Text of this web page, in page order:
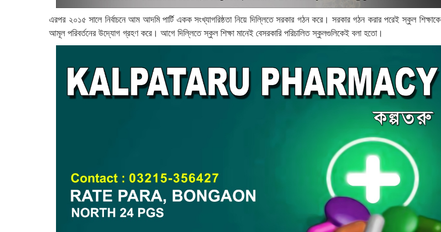
এরপর ২০১৫ সালে নির্বাচনে আম আদমি পার্টি একক সংখ্যাগরিষ্ঠতা নিয়ে দিল্লিতে সরকার গঠন করে। সরকার গঠন করার পরেই স্কুল শিক্ষাকে
আমূল পরিবর্তনের উদ্যোগ গ্রহণ করে। আগে দিল্লিতে স্কুল শিক্ষা মানেই বেসরকারি পরিচালিত স্কুলগুলিকেই বলা হতো।